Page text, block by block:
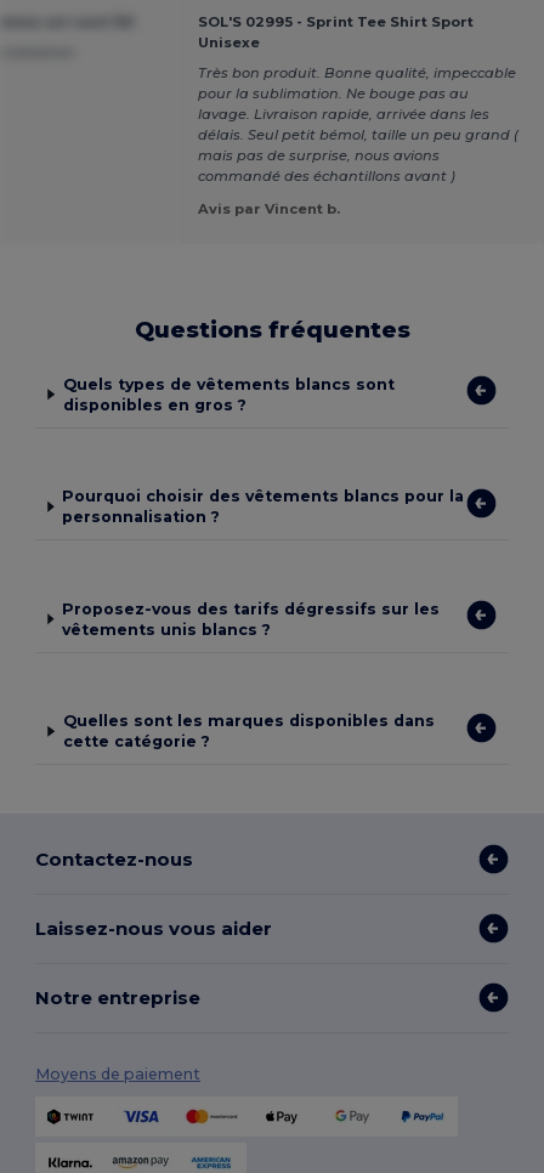
SOL'S 02995 - Sprint Tee Shirt Sport
Unisexe
Très bon produit. Bonne qualité, impeccable
pour la sublimation. Ne bouge pas au
lavage. Livraison rapide, arrivée dans les
délais. Seul petit bémol, taille un peu grand (
mais pas de surprise, nous avions
commandé des échantillons avant )
Avis par Vincent b.
Questions fréquentes
Quels types de vêtements blancs sont
disponibles en gros ?
Pourquoi choisir des vêtements blancs pour la
personnalisation ?
Proposez-vous des tarifs dégressifs sur les
vêtements unis blancs ?
Quelles sont les marques disponibles dans
cette catégorie ?
Contactez-nous
Laissez-nous vous aider
Notre entreprise
Moyens de paiement